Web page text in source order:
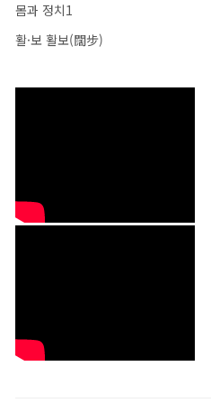
몸과 정치1
활·보 활보(闊步)